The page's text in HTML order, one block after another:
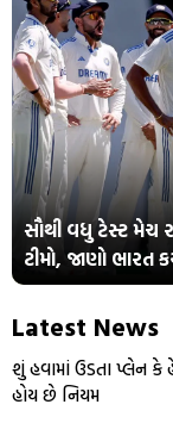
સૌથી વધુ ટેસ્ટ મેચ
ટીમો, જાણો ભારત
Latest News
શું હવામાં ઉડતા પ્લેન કે
હોય છે નિયમ